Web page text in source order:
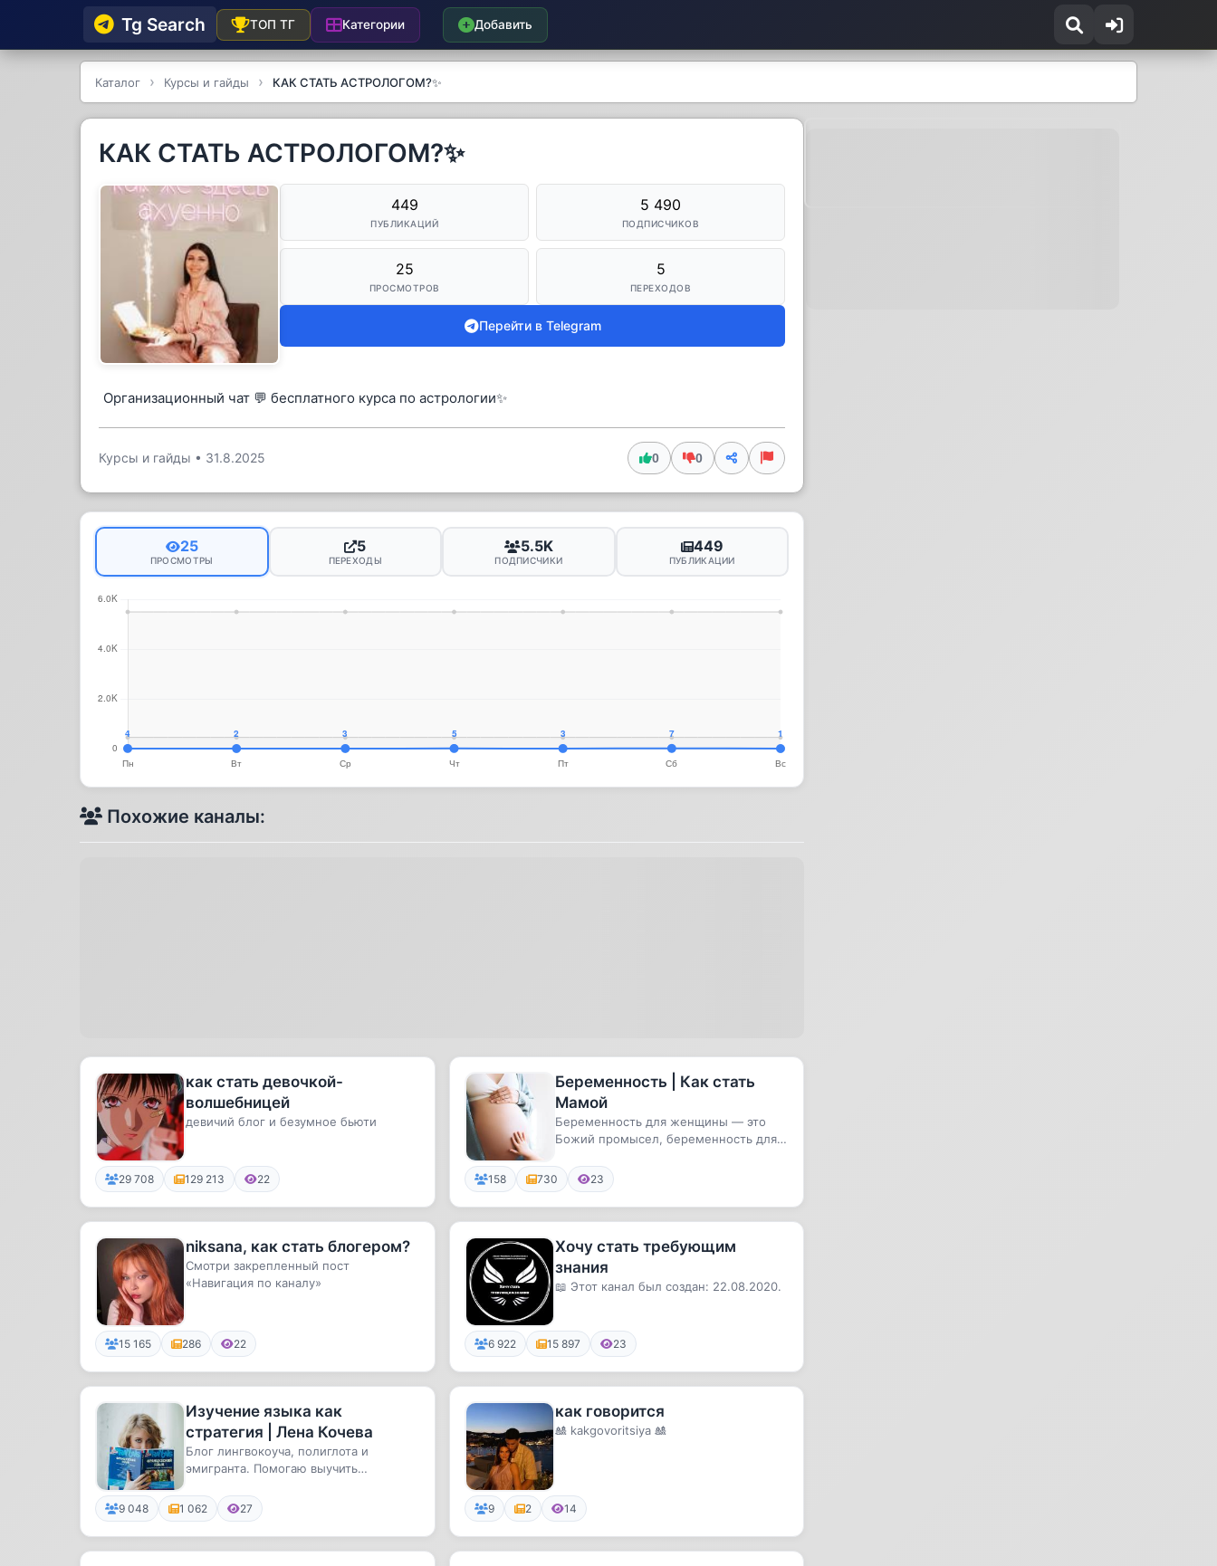
Tg Searсh ТОП ТГ Категории Добавить
Каталог Курсы и гайды КАК СТАТЬ АСТРОЛОГОМ?✨
КАК СТАТЬ АСТРОЛОГОМ?✨
449
ПУБЛИКАЦИЙ
5 490
ПОДПИСЧИКОВ
25
ПРОСМОТРОВ
5
ПЕРЕХОДОВ
Перейти в Telegram
Организационный чат 💬 бесплатного курса по астрологии✨
Курсы и гайды • 31.8.2025 0 0
25
ПРОСМОТРЫ
5
ПЕРЕХОДЫ
5.5K
ПОДПИСЧИКИ
449
ПУБЛИКАЦИИ
Похожие каналы:
как стать девочкой-
волшебницей
девичий блог и безумное бьюти
29 708 129 213 22
Беременность | Как стать
Мамой
Беременность для женщины — это
Божий промысел, беременность для
искренност...
158 730 23
niksana, как стать блогером?
Смотри закрепленный пост
«Навигация по каналу»
15 165 286 22
Хочу стать требующим
знания
📖 Этот канал был создан: 22.08.2020.
6 922 15 897 23
Изучение языка как
стратегия | Лена Кочева
Блог лингвокоуча, полиглота и
эмигранта. Помогаю выучить
коучинга, пси...
9 048 1 062 27
как говорится
🎎 kakgovoritsiya 🎎
9 2 14